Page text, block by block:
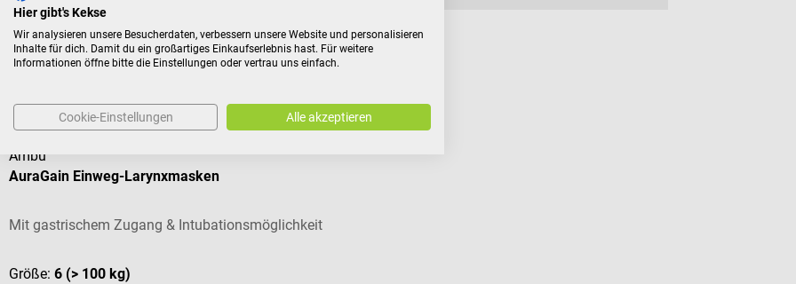
Ambu
AuraGain Einweg-Larynxmasken
Mit gastrischem Zugang & Intubationsmöglichkeit
Größe: 6 (> 100 kg)
Hier gibt's Kekse
Wir analysieren unsere Besucherdaten, verbessern unsere Website und personalisieren
Inhalte für dich. Damit du ein großartiges Einkaufserlebnis hast. Für weitere
Informationen öffne bitte die Einstellungen oder vertrau uns einfach.
Cookie-Einstellungen Alle akzeptieren